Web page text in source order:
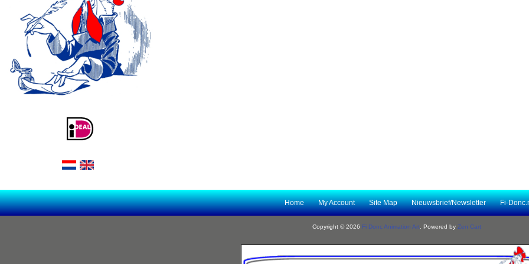
Home My Account Site Map Nieuwsbrief/Newsletter Fi-
Copyright © 2026 Fi Donc Animation Art . Powered by Zen Cart